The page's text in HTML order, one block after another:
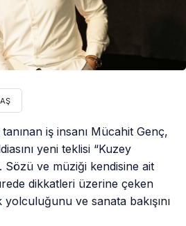
iş insanı Mücahit Genç,
yeni teklisi “Kuzey
Sözü ve müziği kendisine ait
dikkatleri üzerine çeken
yolculuğunu ve sanata bakışını